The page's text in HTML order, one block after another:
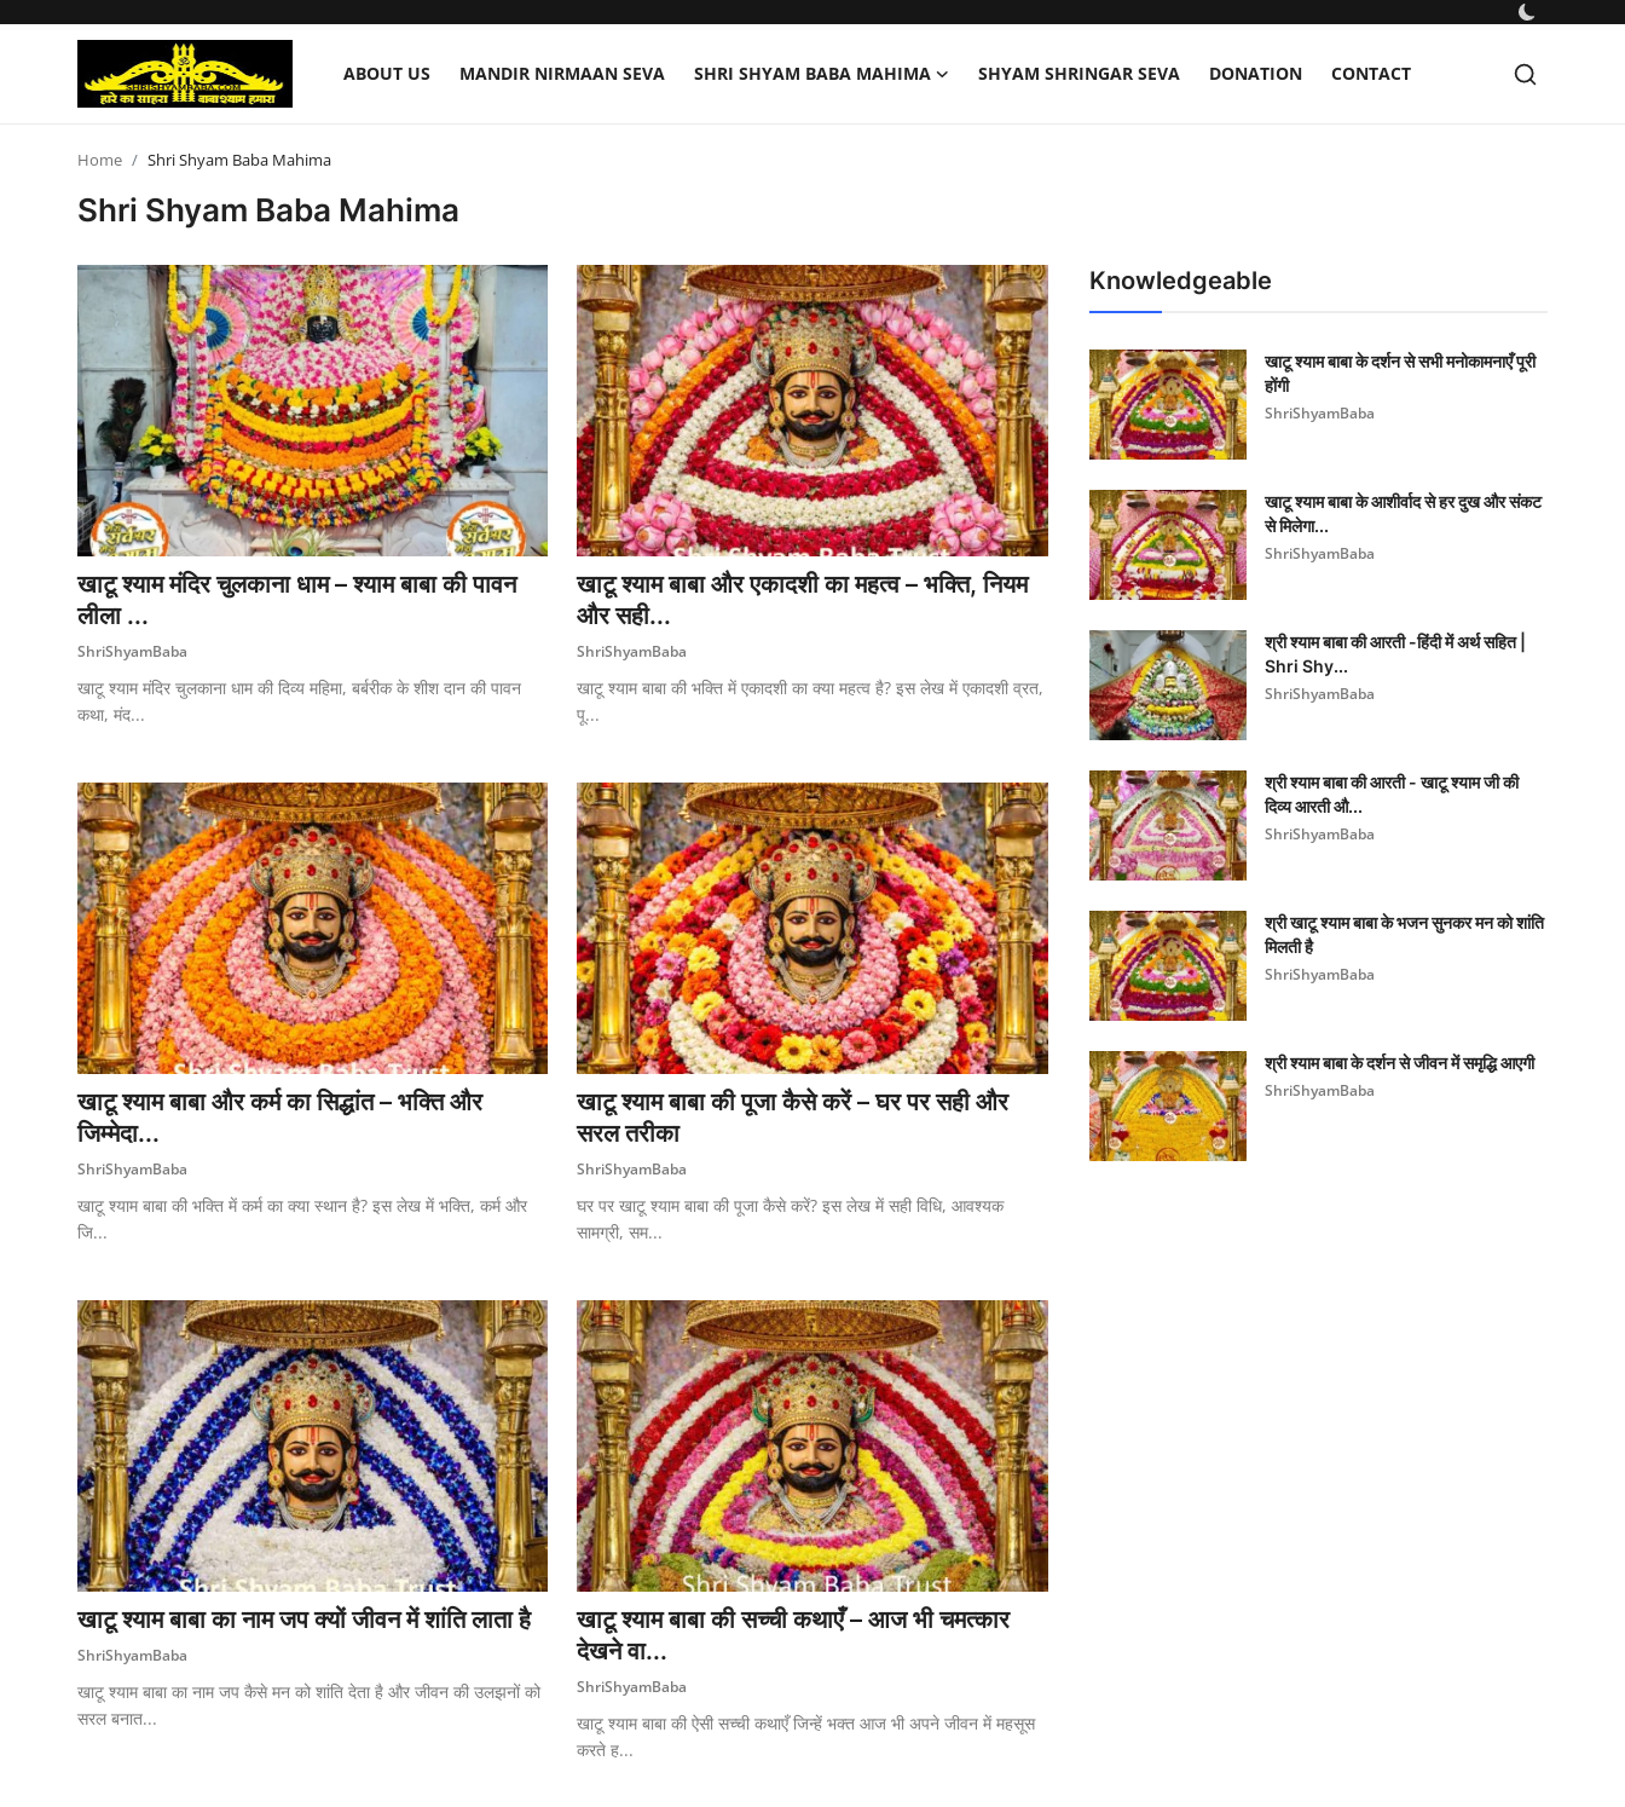
ABOUT US MANDIR NIRMAAN SEVA SHRI SHYAM BABA MAHIMA SHYAM SHRINGAR SEVA DONATION CONTACT
About Us
Mandir Nirmaan Seva
Shri Shyam Baba Mahima
Shyam Shringar Seva
Donation
Contact
Home Shri Shyam Baba Mahima
Shri Shyam Baba Mahima
खाटू श्याम मंदिर चुलकाना धाम – श्याम बाबा की पावन
लीला ...
ShriShyamBaba
खाटू श्याम मंदिर चुलकाना धाम की दिव्य महिमा, बर्बरीक के शीश दान की पावन
कथा, मंद...
खाटू श्याम बाबा और एकादशी का महत्व – भक्ति, नियम
और सही...
ShriShyamBaba
खाटू श्याम बाबा की भक्ति में एकादशी का क्या महत्व है? इस लेख में एकादशी व्रत,
पू...
खाटू श्याम बाबा और कर्म का सिद्धांत – भक्ति और
जिम्मेदा...
ShriShyamBaba
खाटू श्याम बाबा की भक्ति में कर्म का क्या स्थान है? इस लेख में भक्ति, कर्म और
जि...
खाटू श्याम बाबा की पूजा कैसे करें – घर पर सही और
सरल तरीका
ShriShyamBaba
घर पर खाटू श्याम बाबा की पूजा कैसे करें? इस लेख में सही विधि, आवश्यक
सामग्री, सम...
खाटू श्याम बाबा का नाम जप क्यों जीवन में शांति लाता है
ShriShyamBaba
खाटू श्याम बाबा का नाम जप कैसे मन को शांति देता है और जीवन की उलझनों को
सरल बनात...
खाटू श्याम बाबा की सच्ची कथाएँ – आज भी चमत्कार
देखने वा...
ShriShyamBaba
खाटू श्याम बाबा की ऐसी सच्ची कथाएँ जिन्हें भक्त आज भी अपने जीवन में महसूस
करते ह...
Knowledgeable
खाटू श्याम बाबा के दर्शन से सभी मनोकामनाएँ पूरी
होंगी
ShriShyamBaba
खाटू श्याम बाबा के आशीर्वाद से हर दुख और संकट
से मिलेगा...
ShriShyamBaba
श्री श्याम बाबा की आरती -हिंदी में अर्थ सहित |
Shri Shy...
ShriShyamBaba
श्री श्याम बाबा की आरती - खाटू श्याम जी की
दिव्य आरती औ...
ShriShyamBaba
श्री खाटू श्याम बाबा के भजन सुनकर मन को शांति
मिलती है
ShriShyamBaba
श्री श्याम बाबा के दर्शन से जीवन में समृद्धि आएगी
ShriShyamBaba